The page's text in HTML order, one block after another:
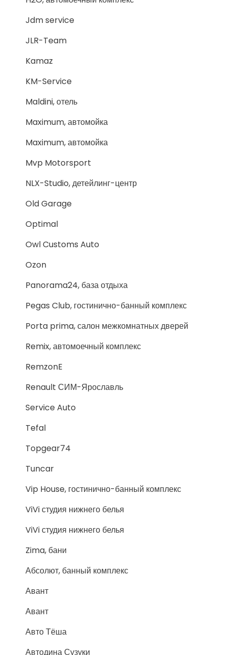
Jdm service
JLR-Team
Kamaz
KM-Service
Maldini, отель
Maximum, автомойка
Maximum, автомойка
Mvp Motorsport
NLX-Studio, детейлинг-центр
Old Garage
Optimal
Owl Customs Auto
Ozon
Panorama24, база отдыха
Pegas Club, гостинично-банный комплекс
Porta prima, салон межкомнатных дверей
Remix, автомоечный комплекс
RemzonE
Renault СИМ-Ярославль
Service Auto
Tefal
Topgear74
Tuncar
Vip House, гостинично-банный комплекс
ViVi студия нижнего белья
ViVi студия нижнего белья
Zima, бани
Абсолют, банный комплекс
Авант
Авант
Авто Тёша
Автодина Сузуки